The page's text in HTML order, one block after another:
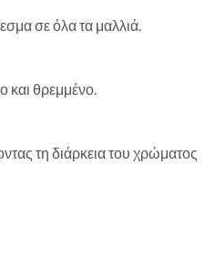
σε όλα τα μαλλιά.
και θρεμμένο.
τη διάρκεια του χρώματος